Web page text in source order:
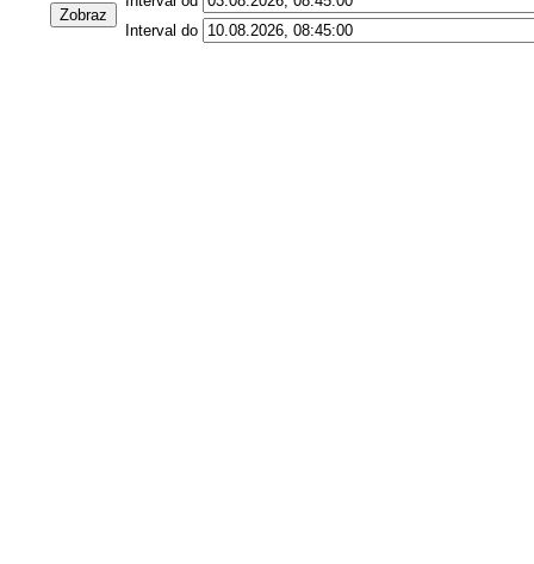
Zobraz
Interval do